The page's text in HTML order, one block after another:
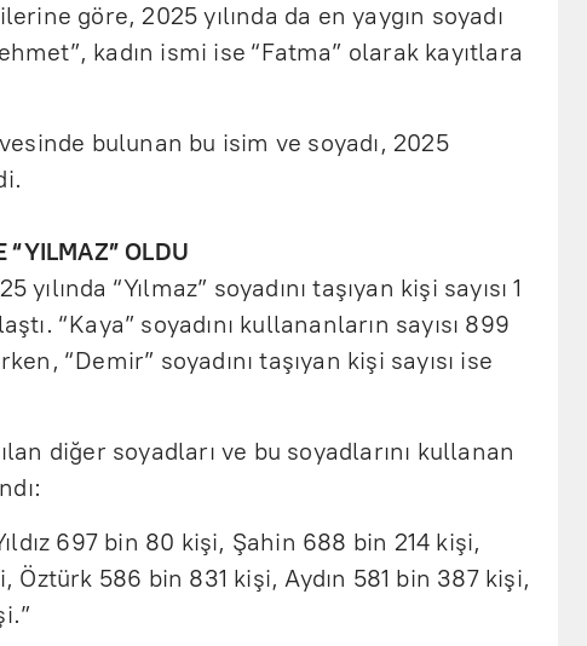
göre, 2025 yılında da en yaygın soyadı
kadın ismi ise “Fatma” olarak kayıtlara
bulunan bu isim ve soyadı, 2025
“YILMAZ” OLDU
“Yılmaz” soyadını taşıyan kişi sayısı 1
“Kaya” soyadını kullananların sayısı 899
“Demir” soyadını taşıyan kişi sayısı ise
diğer soyadları ve bu soyadlarını kullanan
697 bin 80 kişi, Şahin 688 bin 214 kişi,
Öztürk 586 bin 831 kişi, Aydın 581 bin 387 kişi,